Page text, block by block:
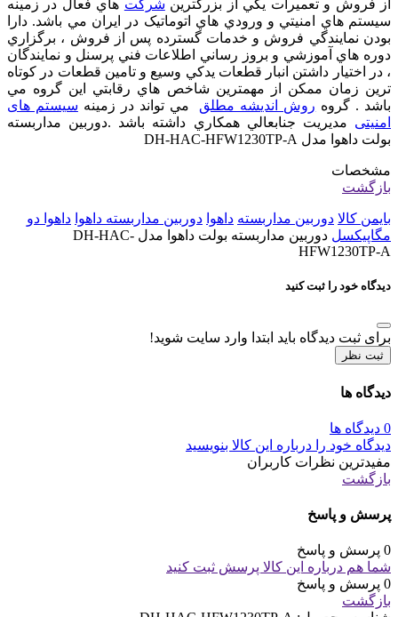
از فروش و تعميرات يکي از بزرگترين شرکت هاي فعال در زمينه
سيستم هاي امنيتي و ورودي هاي اتوماتيک در ايران مي باشد. دارا
بودن نمايندگي فروش و خدمات گسترده پس از فروش ، برگزاري
دوره هاي آموزشي و بروز رساني اطلاعات فني پرسنل و نمايندگان
، در اختيار داشتن انبار قطعات يدکي وسيع و تامين قطعات در کوتاه
ترين زمان ممکن از مهمترين شاخص هاي رقابتي اين گروه مي
باشد . گروه روش اندیشه مطلق مي تواند در زمينه سیستم های
امنیتی مديريت جنابعالي همکاري داشته باشد .دوربین مداربسته
بولت داهوا مدل DH-HAC-HFW1230TP-A
مشخصات
بازگشت
بایمن کالا دوربین مداربسته داهوا دوربین مداربسته داهوا داهوا دو
مگاپیکسل
دوربین مداربسته بولت داهوا مدل DH-HAC-
HFW1230TP-A
دیدگاه خود را ثبت کنید
برای ثبت دیدگاه باید ابتدا وارد سایت شوید!
ثبت نظر
دیدگاه ها
0 دیدگاه ها
دیدگاه خود را درباره این کالا بنویسید
مفیدترین نظرات کاربران
بازگشت
پرسش و پاسخ
0 پرسش و پاسخ
شما هم درباره این کالا پرسش ثبت کنید
0 پرسش و پاسخ
بازگشت